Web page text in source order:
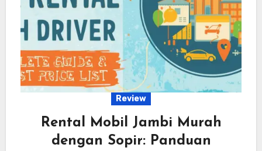
Review
Rental Mobil Jambi Murah
dengan Sopir: Panduan